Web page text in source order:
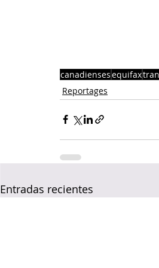
canadiensesequifax
Reportages
Entradas recientes